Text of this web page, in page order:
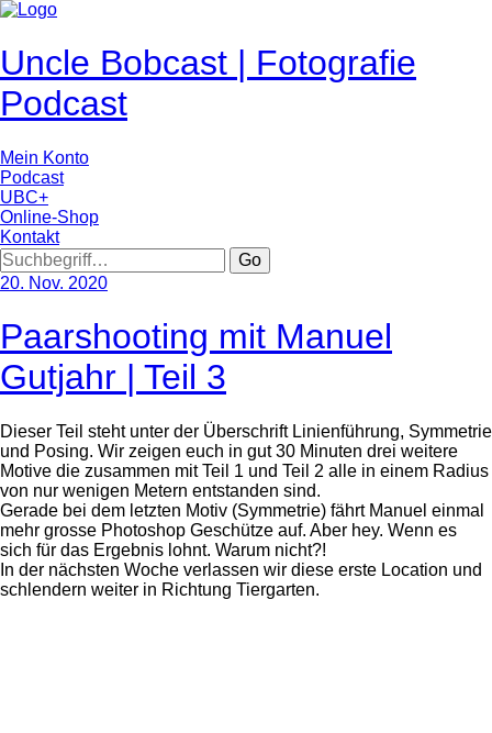
Uncle Bobcast | Fotografie
Podcast
Mein Konto
Podcast
UBC+
Online-Shop
Kontakt
Go
20. Nov. 2020
Paarshooting mit Manuel
Gutjahr | Teil 3
Dieser Teil steht unter der Überschrift Linienführung, Symmetrie
und Posing. Wir zeigen euch in gut 30 Minuten drei weitere
Motive die zusammen mit Teil 1 und Teil 2 alle in einem Radius
von nur wenigen Metern entstanden sind.
Gerade bei dem letzten Motiv (Symmetrie) fährt Manuel einmal
mehr grosse Photoshop Geschütze auf. Aber hey. Wenn es
sich für das Ergebnis lohnt. Warum nicht?!
In der nächsten Woche verlassen wir diese erste Location und
schlendern weiter in Richtung Tiergarten.